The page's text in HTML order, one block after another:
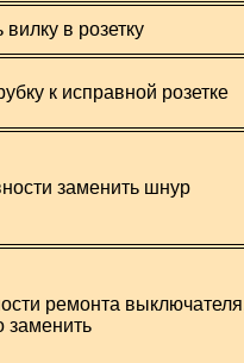
вилку в розетку
к исправной розетке
заменить шнур
ремонта
заменить